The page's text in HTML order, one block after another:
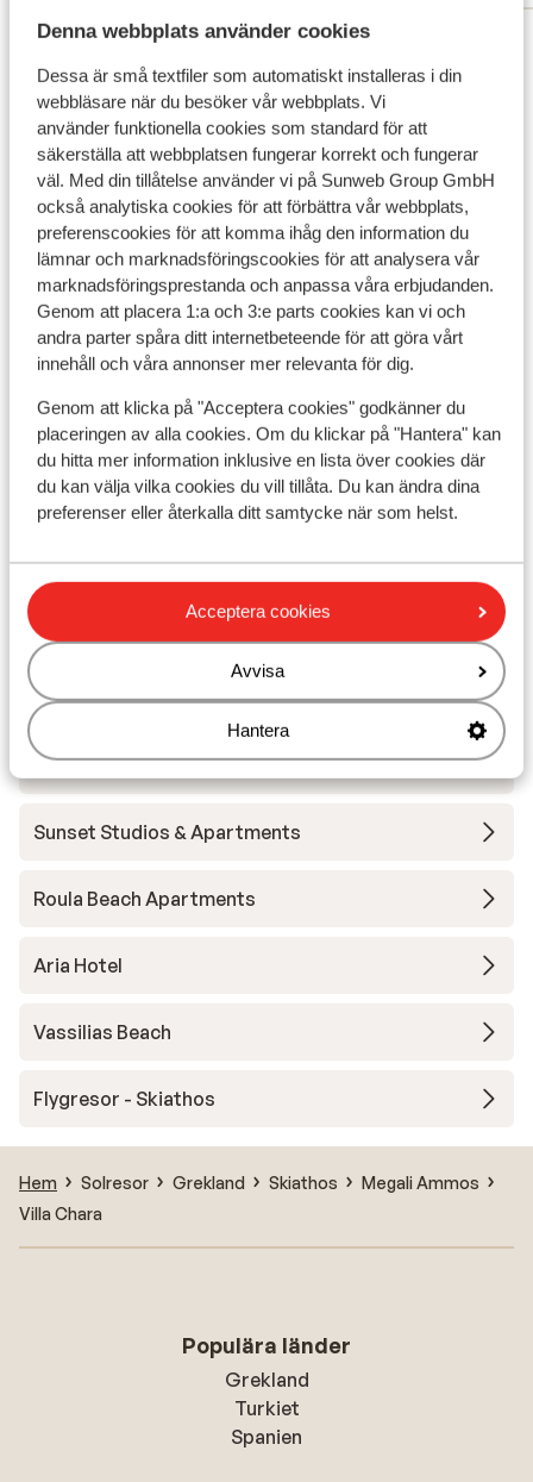
Denna webbplats använder cookies
Dessa är små textfiler som automatiskt installeras i din
webbläsare när du besöker vår webbplats. Vi
använder funktionella cookies som standard för att
säkerställa att webbplatsen fungerar korrekt och fungerar
väl. Med din tillåtelse använder vi på Sunweb Group GmbH
också analytiska cookies för att förbättra vår webbplats,
preferenscookies för att komma ihåg den information du
lämnar och marknadsföringscookies för att analysera vår
marknadsföringsprestanda och anpassa våra erbjudanden.
Genom att placera 1:a och 3:e parts cookies kan vi och
andra parter spåra ditt internetbeteende för att göra vårt
innehåll och våra annonser mer relevanta för dig.
Genom att klicka på "Acceptera cookies" godkänner du
placeringen av alla cookies. Om du klickar på "Hantera" kan
du hitta mer information inklusive en lista över cookies där
du kan välja vilka cookies du vill tillåta. Du kan ändra dina
preferenser eller återkalla ditt samtycke när som helst.
Acceptera cookies
Avvisa
Hantera
Visa alla 78 omdömen
Andra boenden i Skiathos
Atrium Hotel
Elivi Skiathos Hotel
Hotel Panorama
Apartment Nicholas
Thymis Home
Elenis Village Apartments
Skiathos Palace Hotel
Apartments Green Park
Rea Studios
Dome Island Skiathos
Sunset Studios & Apartments
Roula Beach Apartments
Aria Hotel
Vassilias Beach
Flygresor - Skiathos
Hem Solresor Grekland Skiathos
Megali Ammos
Villa Chara
Populära länder
Grekland
Turkiet
Spanien